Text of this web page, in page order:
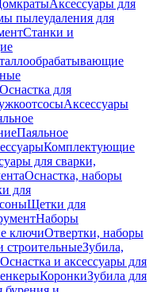
Аксессуары для
пылеудаления для
Станки и
Оснастка для
Аксессуары
Паяльное
Комплектующие
для сварки,
Оснастка, наборы
для
Щетки для
Наборы
ключиОтвертки, наборы
строительныеЗубила,
Оснастка и аксессуары для
КоронкиЗубила для